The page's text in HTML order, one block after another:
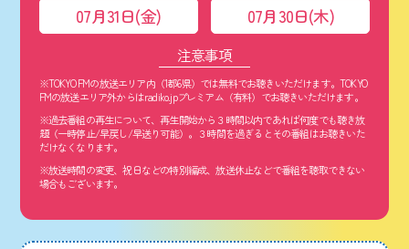
07月31日(金) 07月30日(木)
注意事項
※TOKYO FMの放送エリア内（1都6県）では無料でお聴きいただけます。TOKYO
FMの放送エリア外からはradiko.jpプレミアム（有料）でお聴きいただけます。
※過去番組の再生について、再生開始から３時間以内であれば何度でも聴き放
題（一時停止/早戻し/早送り可能）。３時間を過ぎるとその番組はお聴きいた
だけなくなります。
※放送時間の変更、祝日などの特別編成、放送休止などで番組を聴取できない
場合もございます。